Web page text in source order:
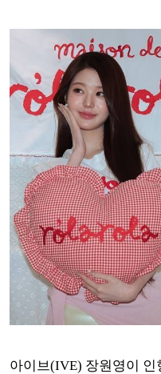
아이브(IVE) 장원영이 인